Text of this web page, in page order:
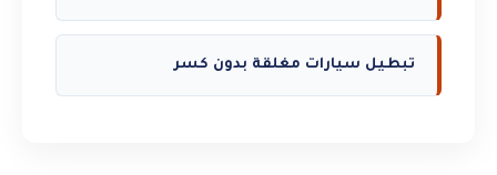
تبطيل سيارات مغلقة بدون كسر